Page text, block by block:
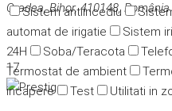
Sistem antiincediu
automat de irigatie
Sistem
24H
Soba/Teracota
Termostat de ambient
incapere
Test Utilitati in
Oradea, Bihor, 410148, România
17